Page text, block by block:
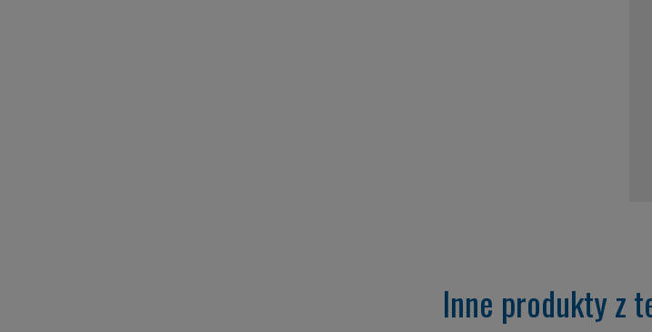
Inne produkty z